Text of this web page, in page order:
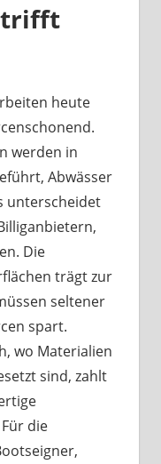
trifft
heute
werden in
Abwässer
unterscheidet
Die
trägt zur
seltener
spart.
wo Materialien
sind, zahlt
die